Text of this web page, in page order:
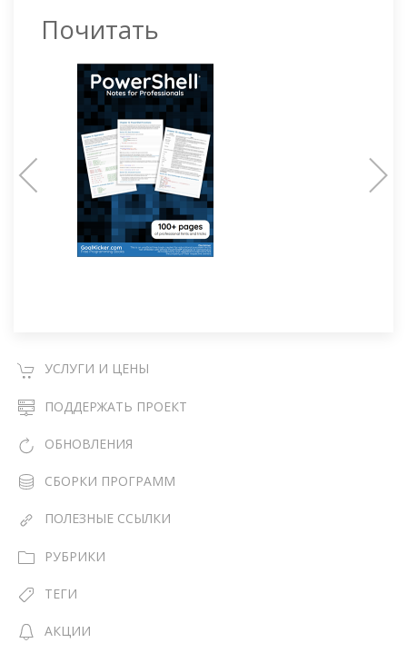
Почитать
УСЛУГИ И ЦЕНЫ
ПОДДЕРЖАТЬ ПРОЕКТ
ОБНОВЛЕНИЯ
СБОРКИ ПРОГРАММ
ПОЛЕЗНЫЕ ССЫЛКИ
РУБРИКИ
ТЕГИ
АКЦИИ